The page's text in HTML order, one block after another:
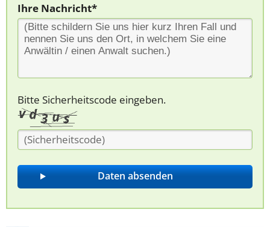
Ihre Nachricht*
Bitte Sicherheitscode eingeben.